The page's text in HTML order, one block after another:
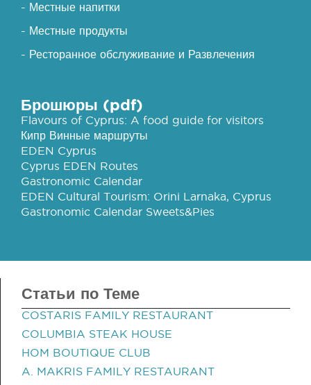
- Местные напитки
- Местные продукты
- Ресторанное обслуживание и Развлечения
Брошюры (pdf)
Flavours of Cyprus: A food guide for visitors
Кипр Винные маршруты
EDEN Cyprus
Cyprus EDEN Routes
Gastronomic Calendar
EDEN Cultural Tourism: Orini Larnaka, Cyprus
Gastronomic Calendar Sweets&Pies
Статьи по Теме
COSTARIS FAMILY RESTAURANT
COLUMBIA STEAK HOUSE
HOM BOUTIQUE CLUB
A. MAKRIS FAMILY RESTAURANT